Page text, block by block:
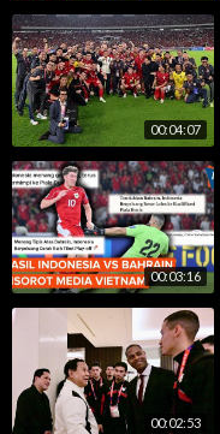
Jadwal terbaru AC Milan
Klasemen Liga Italia
Siaran langsung Liga
Siaran langsung Serie A
Jadwal bola nanti malam
Jadwal bola hari ini
Jadwal siaran langsung
00:04:07
00:03:16
00:02:53